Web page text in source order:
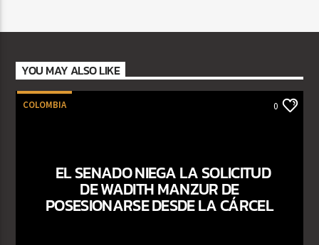
YOU MAY ALSO LIKE
COLOMBIA 0
EL SENADO NIEGA LA SOLICITUD
DE WADITH MANZUR DE
POSESIONARSE DESDE LA CÁRCEL